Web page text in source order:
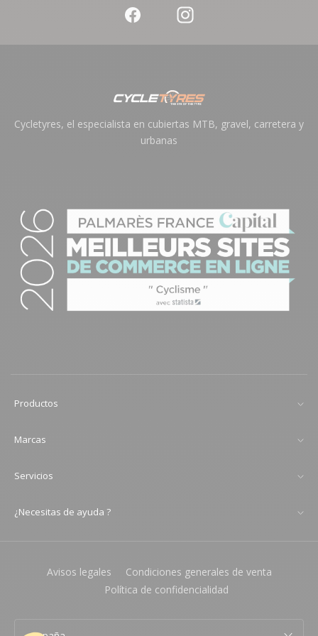
Cycletyres, el especialista en cubiertas MTB, gravel, carretera y
urbanas
Productos
Marcas
Servicios
¿Necesitas de ayuda ?
Avisos legales
Condiciones generales de venta
Política de confidencialidad